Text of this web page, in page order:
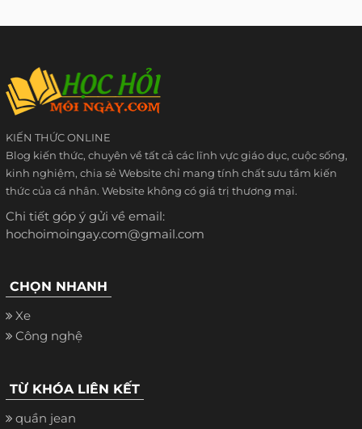
KIẾN THỨC ONLINE
Blog kiến thức, chuyên về tất cả các lĩnh vực giáo dục, cuộc sống,
kinh nghiệm, chia sẻ Website chỉ mang tính chất sưu tầm kiến
thức của cá nhân. Website không có giá trị thương mại.
Chi tiết góp ý gửi về email:
hochoimoingay.com@gmail.com
CHỌN NHANH
Xe
Công nghệ
TỪ KHÓA LIÊN KẾT
quần jean